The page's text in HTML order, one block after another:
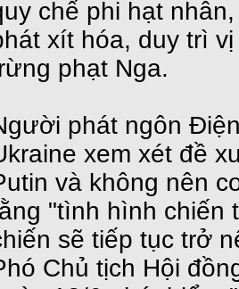
chế phi hạt
xít hóa, duy trì
phạt Nga.
phát ngôn
xem xét đề
và không nên
"tình hình chiến
sẽ tiếp tục trở
Chủ tịch Hội